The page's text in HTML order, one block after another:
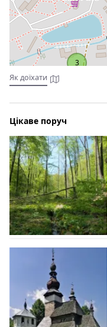
3
Як доїхати
Цікаве поруч